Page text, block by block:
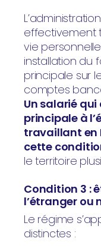
effectivement
vie
installation du
principale sur
comptes
Un salarié
principale à
travaillant en
cette
le territoire
Condition 3 :
l’étranger ou
Le régime
distinctes :